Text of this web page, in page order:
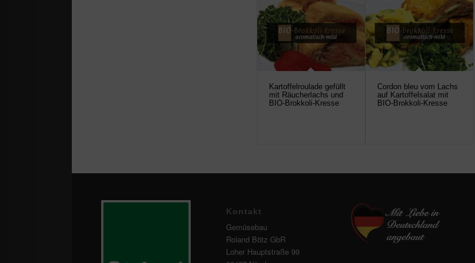
Kartoffelroulade gefüllt
mit Räucherlachs und
BIO-Brokkoli-Kresse
Cordon bleu vom Lachs
auf Kartoffelsalat mit
BIO-Brokkoli-Kresse
Kontakt
Gemüsebau
Roland Bötz GbR
Loher Hauptstraße 99